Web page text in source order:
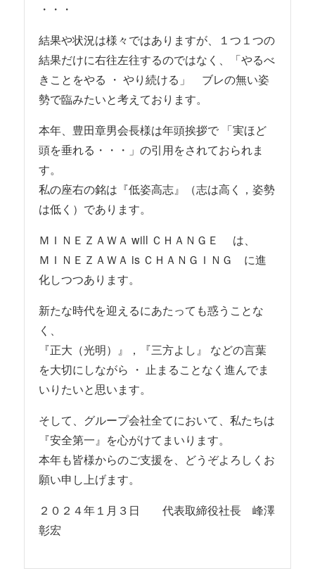
・・・
結果や状況は様々ではありますが、１つ１つの
結果だけに右往左往するのではなく、「やるべ
きことをやる ・ やり続ける」 ブレの無い姿
勢で臨みたいと考えております。
本年、豊田章男会長様は年頭挨拶で 「実ほど
頭を垂れる・・・」の引用をされておられま
す。
私の座右の銘は『低姿高志』（志は高く，姿勢
は低く）であります。
ＭＩＮＥＺＡＷＡ will ＣＨＡＮＧＥ は、
ＭＩＮＥＺＡＷＡ is ＣＨＡＮＧＩＮＧ に進
化しつつあります。
新たな時代を迎えるにあたっても惑うことな
く、
『正大（光明）』，『三方よし』 などの言葉
を大切にしながら ・ 止まることなく進んでま
いりたいと思います。
そして、グループ会社全てにおいて、私たちは
『安全第一』を心がけてまいります。
本年も皆様からのご支援を、どうぞよろしくお
願い申し上げます。
２０２４年１月３日 代表取締役社長 峰澤
彰宏